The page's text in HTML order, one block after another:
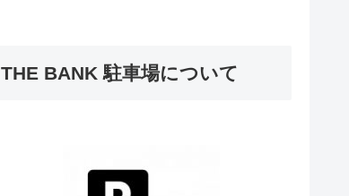
THE BANK 駐車場について